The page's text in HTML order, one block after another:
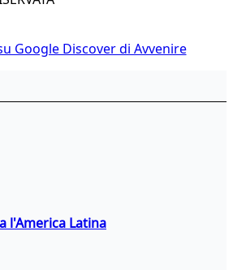
Google Discover di Avvenire
l'America Latina